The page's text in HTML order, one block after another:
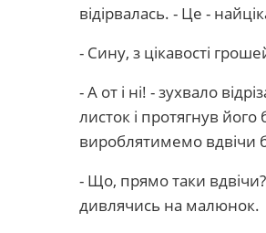
відірвалась. - Це -
- Сину, з цікавості
- А от і ні! - зухвало
листок і протягнув
вироблятимемо вдвічи
- Що, прямо таки
дивлячись на малюнок.